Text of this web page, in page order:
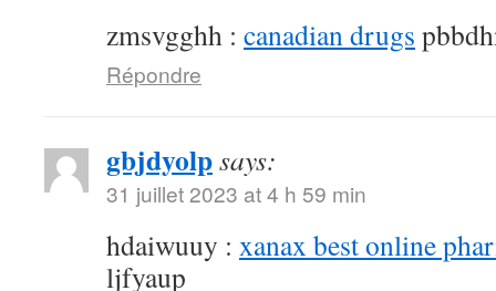
zmsvgghh : canadian drugs
Répondre
gbjdyolpsays:
31 juillet 2023 at 4 h 59 min
hdaiwuuy : xanax best online
ljfyaup